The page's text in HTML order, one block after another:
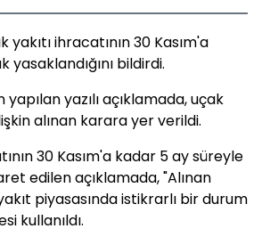
yakıtı ihracatının 30 Kasım'a
bildirdi.
yazılı açıklamada, uçak
alınan karara yer verildi.
30 Kasım'a kadar 5 ay süreyle
edilen açıklamada, "Alınan
piyasasında istikrarlı bir durum
kullanıldı.